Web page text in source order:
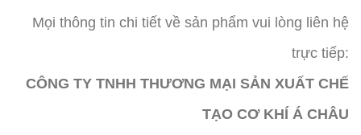
Mọi thông tin chi tiết về sản phẩm vui lòng liên hệ
trực tiếp:
CÔNG TY TNHH THƯƠNG MẠI SẢN XUẤT CHẾ
TẠO CƠ KHÍ Á CHÂU